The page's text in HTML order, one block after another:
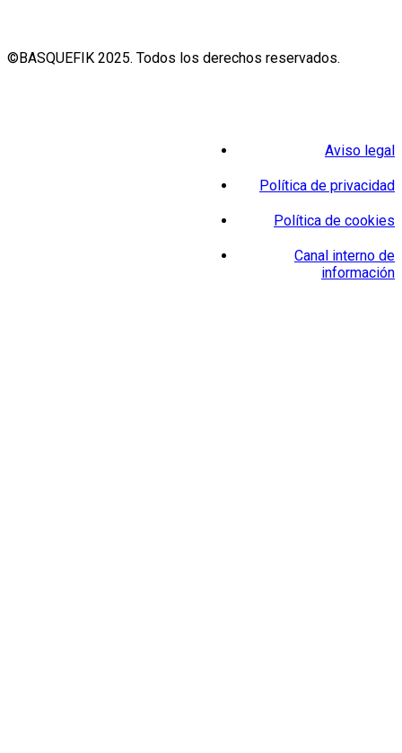
©BASQUEFIK 2025. Todos los derechos reservados.
Aviso legal
Política de privacidad
Política de cookies
Canal interno de
información